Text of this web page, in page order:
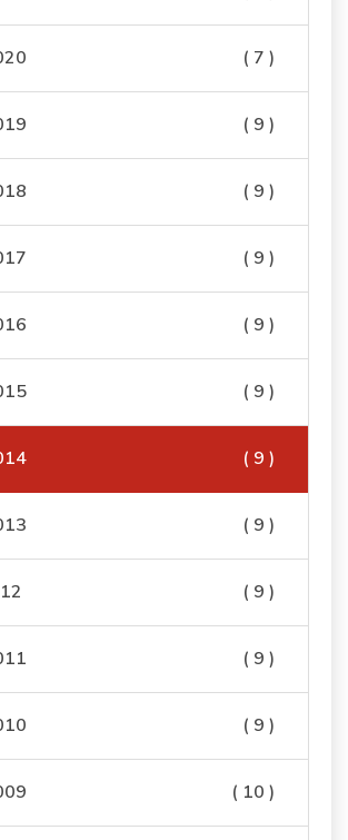
( 7 )
( 9 )
( 9 )
( 9 )
( 9 )
( 9 )
( 9 )
( 9 )
( 9 )
( 9 )
( 9 )
( 10 )